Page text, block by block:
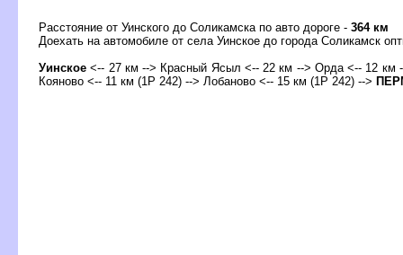
Расстояние от Уинского до Соликамска по авто дороге - 364 км
Доехать на автомобиле от села Уинское до города Соликамск
Уинское <-- 27 км --> Красный Ясыл <-- 22 км --> Орда <-- 12 км
Кояново <-- 11 км (1Р 242) --> Лобаново <-- 15 км (1Р 242) -->